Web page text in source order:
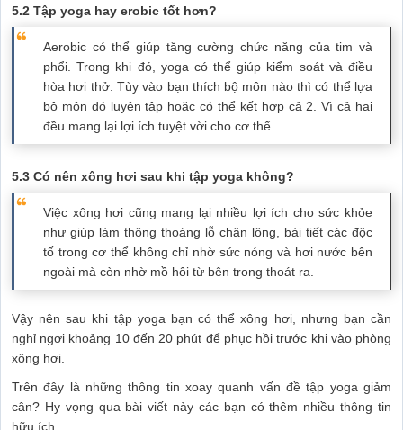
5.2 Tập yoga hay erobic tốt hơn?
Aerobic có thể giúp tăng cường chức năng của tim và
phổi. Trong khi đó, yoga có thể giúp kiểm soát và điều
hòa hơi thở. Tùy vào bạn thích bộ môn nào thì có thể lựa
bộ môn đó luyện tập hoặc có thể kết hợp cả 2. Vì cả hai
đều mang lại lợi ích tuyệt vời cho cơ thể.
5.3 Có nên xông hơi sau khi tập yoga không?
Việc xông hơi cũng mang lại nhiều lợi ích cho sức khỏe
như giúp làm thông thoáng lỗ chân lông, bài tiết các độc
tố trong cơ thể không chỉ nhờ sức nóng và hơi nước bên
ngoài mà còn nhờ mồ hôi từ bên trong thoát ra.
Vậy nên sau khi tập yoga bạn có thể xông hơi, nhưng bạn cần
nghỉ ngơi khoảng 10 đến 20 phút để phục hồi trước khi vào phòng
xông hơi.
Trên đây là những thông tin xoay quanh vấn đề tập yoga giảm
cân? Hy vọng qua bài viết này các bạn có thêm nhiều thông tin
hữu ích.